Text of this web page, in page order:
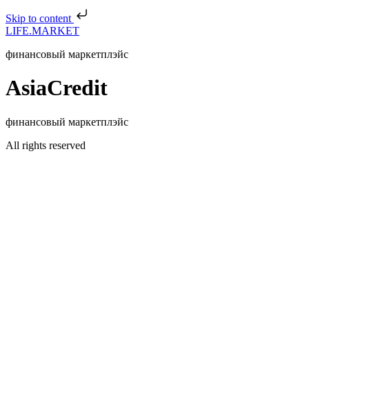
Skip to content
LIFE.MARKET
финансовый маркетплэйс
AsiaCredit
финансовый маркетплэйс
All rights reserved